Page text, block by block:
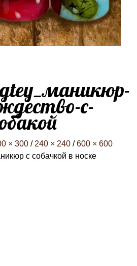
с-
× 300 / 240 × 240 / 600 × 600
с собачкой в носке